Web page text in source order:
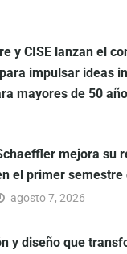
y CISE lanzan el
para impulsar ideas
mayores de 50
mejora su
el primer semestre
agosto 7, 2026
y diseño que